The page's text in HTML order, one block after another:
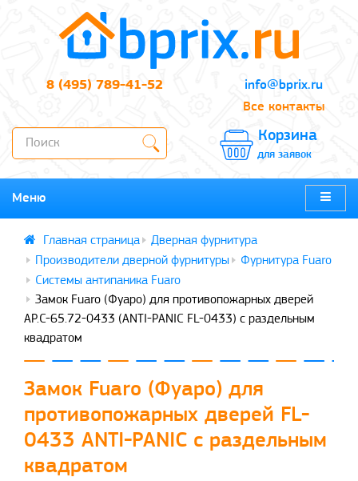
8 (495) 789-41-52
info@bprix.ru
Все контакты
Корзина
для заявок
Меню
Дверная фурнитура
Производители дверной фурнитуры
Фурнитура Fuaro
Системы антипаника Fuaro
Замок Fuaro (Фуаро) для противопожарных дверей
AP.C-65.72-0433 (ANTI-PANIC FL-0433) с раздельным
квадратом
Замок Fuaro (Фуаро) для
противопожарных дверей FL-
0433 ANTI-PANIC с раздельным
квадратом